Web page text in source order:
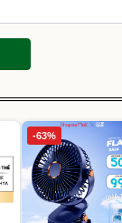
-63%